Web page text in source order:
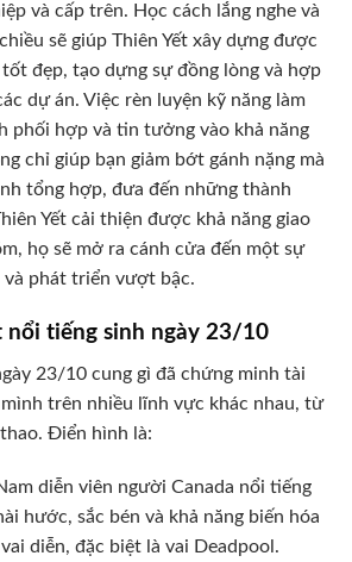
và cấp trên. Học cách lắng nghe và
sẽ giúp Thiên Yết xây dựng được
đẹp, tạo dựng sự đồng lòng và hợp
dự án. Việc rèn luyện kỹ năng làm
phối hợp và tin tưởng vào khả năng
chỉ giúp bạn giảm bớt gánh nặng mà
tổng hợp, đưa đến những thành
Yết cải thiện được khả năng giao
họ sẽ mở ra cánh cửa đến một sự
và phát triển vượt bậc.
nổi tiếng sinh ngày 23/10
23/10 cung gì đã chứng minh tài
mình trên nhiều lĩnh vực khác nhau, từ
Điển hình là:
diễn viên người Canada nổi tiếng
hước, sắc bén và khả năng biến hóa
diễn, đặc biệt là vai Deadpool.